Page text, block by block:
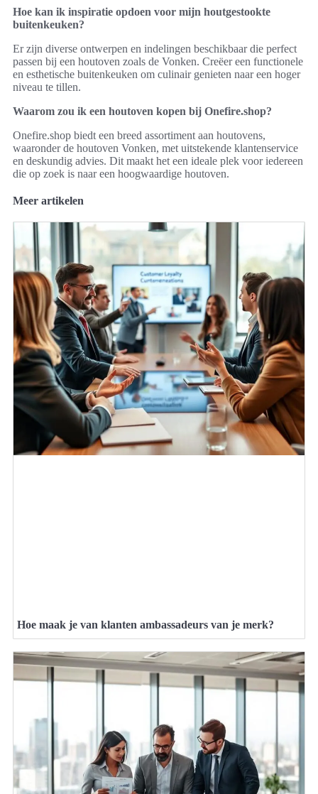
Hoe kan ik inspiratie opdoen voor mijn houtgestookte
buitenkeuken?
Er zijn diverse ontwerpen en indelingen beschikbaar die perfect
passen bij een houtoven zoals de Vonken. Creëer een functionele
en esthetische buitenkeuken om culinair genieten naar een hoger
niveau te tillen.
Waarom zou ik een houtoven kopen bij Onefire.shop?
Onefire.shop biedt een breed assortiment aan houtovens,
waaronder de houtoven Vonken, met uitstekende klantenservice
en deskundig advies. Dit maakt het een ideale plek voor iedereen
die op zoek is naar een hoogwaardige houtoven.
Meer artikelen
Hoe maak je van klanten ambassadeurs van je merk?